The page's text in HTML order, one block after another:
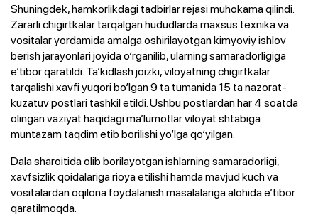
Shuningdek, hamkorlikdagi tadbirlar rejasi muhokama qilindi.
Zararli chigirtkalar tarqalgan hududlarda maxsus texnika va
vositalar yordamida amalga oshirilayotgan kimyoviy ishlov
berish jarayonlari joyida o‘rganilib, ularning samaradorligiga
e’tibor qaratildi. Ta’kidlash joizki, viloyatning chigirtkalar
tarqalishi xavfi yuqori bo‘lgan 9 ta tumanida 15 ta nazorat-
kuzatuv postlari tashkil etildi. Ushbu postlardan har 4 soatda
olingan vaziyat haqidagi ma’lumotlar viloyat shtabiga
muntazam taqdim etib borilishi yo‘lga qo‘yilgan.
Dala sharoitida olib borilayotgan ishlarning samaradorligi,
xavfsizlik qoidalariga rioya etilishi hamda mavjud kuch va
vositalardan oqilona foydalanish masalalariga alohida e’tibor
qaratilmoqda.